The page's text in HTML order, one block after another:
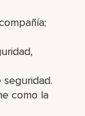
como la